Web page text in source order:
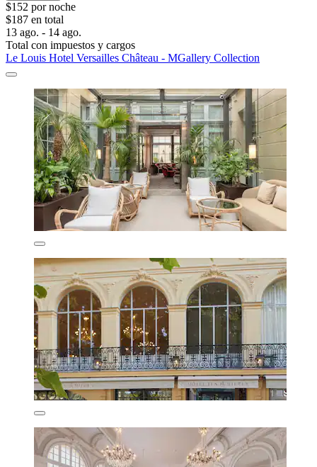
$152 por noche
$187 en total
13 ago. - 14 ago.
Total con impuestos y cargos
Le Louis Hotel Versailles Château - MGallery Collection